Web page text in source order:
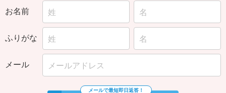
お名前
ふりがな
メール